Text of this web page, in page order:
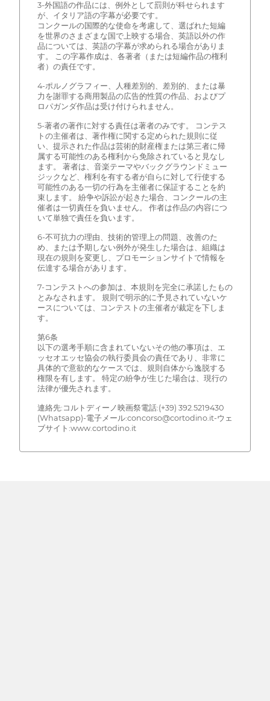
3-外国語の作品には、例外として罰則が科せられます
が、イタリア語の字幕が必要です。
コンクールの国際的な使命を考慮して、選ばれた短編
を世界のさまざまな国で上映する場合、英語以外の作
品については、英語の字幕が求められる場合がありま
す。 この字幕作成は、各著者（または短編作品の権利
者）の責任です。
4-ポルノグラフィー、人種差別的、差別的、または暴
力を謝罪する商用製品の広告的性質の作品、およびプ
ロパガンダ作品は受け付けられません。
5-著者の著作に対する責任は著者のみです。 コンテス
トの主催者は、著作権に関する定められた規則に従
い、提示された作品は芸術的財産権または第三者に帰
属する可能性のある権利から免除されていると見なし
ます。 著者は、音楽テーマやバックグラウンドミュー
ジックなど、権利を有する者が自らに対して行使する
可能性のある一切の行為を主催者に保証することを約
束します。 紛争や訴訟が起きた場合、コンクールの主
催者は一切責任を負いません。 作者は作品の内容につ
いて単独で責任を負います。
6-不可抗力の理由、技術的管理上の問題、改善のた
め、または予期しない例外が発生した場合は、組織は
現在の規則を変更し、プロモーションサイトで情報を
伝達する場合があります。
7-コンテストへの参加は、本規則を完全に承諾したもの
とみなされます。 規則で明示的に予見されていないケ
ースについては、コンテストの主催者が裁定を下しま
す。
第6条
以下の選考手順に含まれていないその他の事項は、エ
ッセオエッセ協会の執行委員会の責任であり、非常に
具体的で意欲的なケースでは、規則自体から逸脱する
権限を有します。 特定の紛争が生じた場合は、現行の
法律が優先されます。
連絡先:コルトディーノ映画祭電話:(+39) 392.5219430
(Whatsapp)-電子メール:concorso@cortodino.it-ウェ
ブサイト:www.cortodino.it